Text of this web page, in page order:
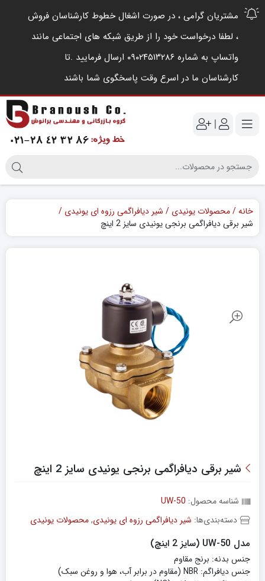
مشتریان گرامی ، در صورت اشغال خطوط کارشناسان فروش
، لطفا درخواست خود را از طریق شبکه های اجتماعی مانند
واتساپ به شماره ۰۹۰۲۴۵۱۳۲۸۶ ارسال فرمایید .‌تا
کارشناسان ما در اسرع وقت پاسخگوی شما باشند
|
خانه محصولات یونیدی
شیر دیافراگمی رزوه ای یونیدی
شیر برقی دیافراگمی برنجی یونیدی سایز 2 اینچ
شیر برقی دیافراگمی برنجی یونیدی سایز 2 اینچ
شناسه محصول: UW-50
دسته‌بندی‌ها: شیر دیافراگمی رزوه ای یونیدی,محصولات یونیدی
مدل UW-50 (سایز 2 اینچ)
جنس بدنه: برنج مقاوم
جنس دیافراگم: NBR (مقاوم در برابر آب، هوا و روغن سبک)